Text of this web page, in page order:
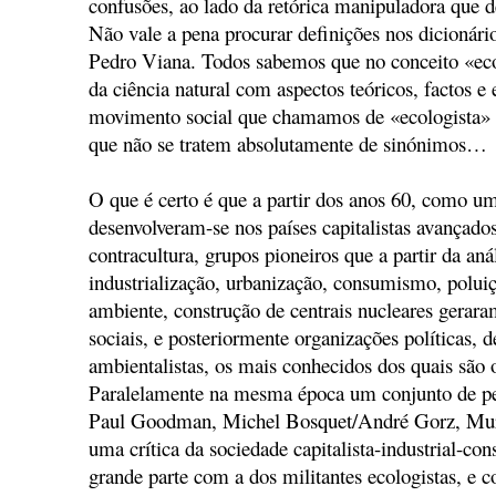
Não vale a pena procurar definições nos
Pedro Viana. Todos sabemos que no conceito
da ciência natural com aspectos teóricos, factos e
movimento social que chamamos de
que não se tratem absolutamente de sinónimos…
O que é certo é que a partir dos anos 60, como
desenvolveram-se nos países capitalistas
contracultura, grupos pioneiros que a partir da
industrialização, urbanização, consumismo,
ambiente, construção de centrais nucleares
sociais, e posteriormente organizações políticas,
ambientalistas, os mais conhecidos dos quais são
Paralelamente na mesma época um conjunto de
Paul Goodman, Michel Bosquet/André Gorz,
uma crítica da sociedade capitalista-industrial-
grande parte com a dos militantes ecologistas, e